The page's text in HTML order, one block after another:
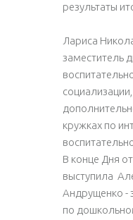
результаты
Лариса
заместитель
кружках по
В конце Дня
выступила
Андрущенко -
по